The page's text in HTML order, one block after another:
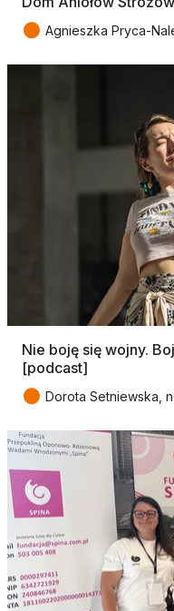
● Agnieszka Pryca-
Nie boję się wojny.
[podcast]
● Dorota Setniewska,